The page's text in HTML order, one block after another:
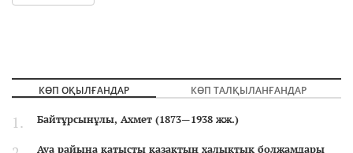
КӨП ОҚЫЛҒАНДАР КӨП ТАЛҚЫЛАНҒАНДАР
Байтұрсынұлы, Ахмет (1873—1938 жж.)
Ауа райына қатысты қазақтың халықтық болжамдары